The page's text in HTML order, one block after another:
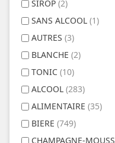
SIROP (2)
SANS ALCOOL (1)
AUTRES (3)
BLANCHE (2)
TONIC (10)
ALCOOL (283)
ALIMENTAIRE (35)
BIERE (749)
CHAMPAGNE-